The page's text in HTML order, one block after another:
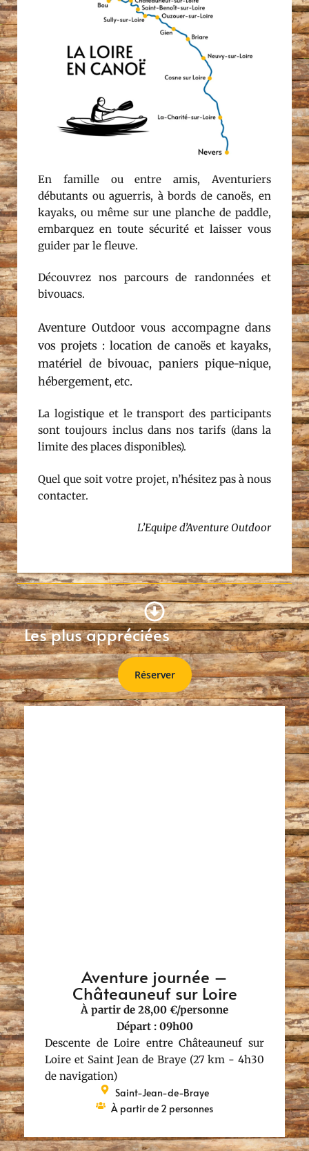
En famille ou entre amis, Aventuriers
débutants ou aguerris, à bords de canoës, en
kayaks, ou même sur une planche de paddle,
embarquez en toute sécurité et laisser vous
guider par le fleuve.
Découvrez nos parcours de randonnées et
bivouacs.
Aventure Outdoor vous accompagne dans
vos projets : location de canoës et kayaks,
matériel de bivouac, paniers pique-nique,
hébergement, etc.
La logistique et le transport des participants
sont toujours inclus dans nos tarifs (dans la
limite des places disponibles).
Quel que soit votre projet, n’hésitez pas à nous
contacter.
L’Equipe d’Aventure Outdoor
Les plus appréciées
Réserver
Aventure journée –
Châteauneuf sur Loire
À partir de 28,00 €/personne
Départ : 09h00
Descente de Loire entre Châteauneuf sur
Loire et Saint Jean de Braye (27 km - 4h30
de navigation)
Saint-Jean-de-Braye
À partir de 2 personnes